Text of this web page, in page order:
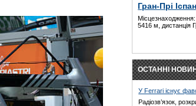
Гран-Прі
5416 м, дистанція
ОСТАННІ
У Ferrari існує
Радіозв’язок,